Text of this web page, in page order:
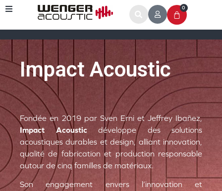
0
Impact Acoustic
Fondée en 2019 par Sven Erni etJeffrey Ibañez,
Impact Acoustic développe des solutions
acoustiques durables et design, alliant innovation,
qualité de fabrication et production responsable
autour de cinq familles de matériaux.
Son engagement envers
l’innovation et